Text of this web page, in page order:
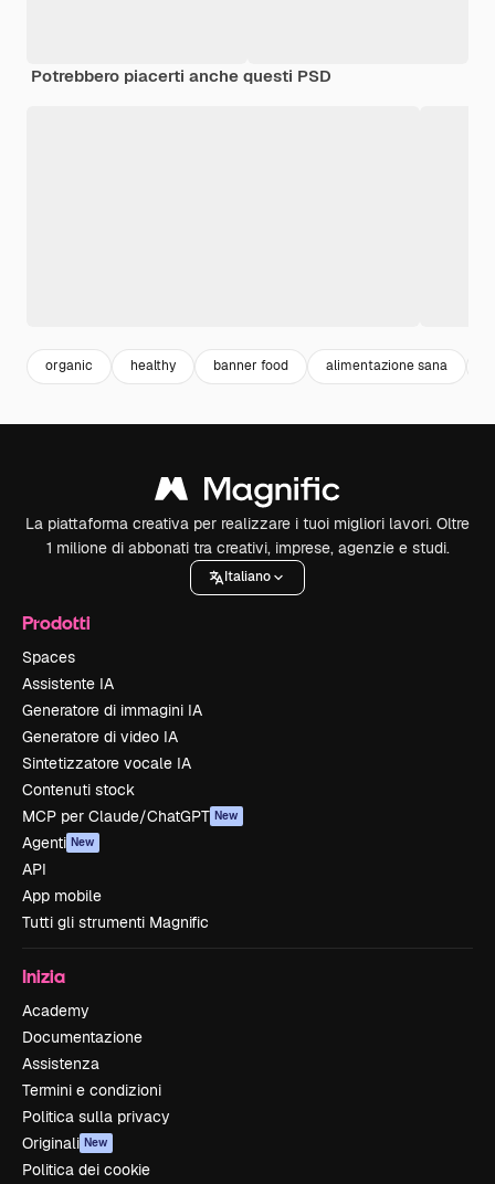
Potrebbero piacerti anche questi PSD
organic healthy banner food alimentazione sana
La piattaforma creativa per realizzare i tuoi migliori lavori. Oltre
1 milione di abbonati tra creativi, imprese, agenzie e studi.
Italiano
Prodotti
Spaces
Assistente IA
Generatore di immagini IA
Generatore di video IA
Sintetizzatore vocale IA
Contenuti stock
MCP per Claude/ChatGPT New
Agenti New
API
App mobile
Tutti gli strumenti Magnific
Inizia
Academy
Documentazione
Assistenza
Termini e condizioni
Politica sulla privacy
Originali New
Politica dei cookie